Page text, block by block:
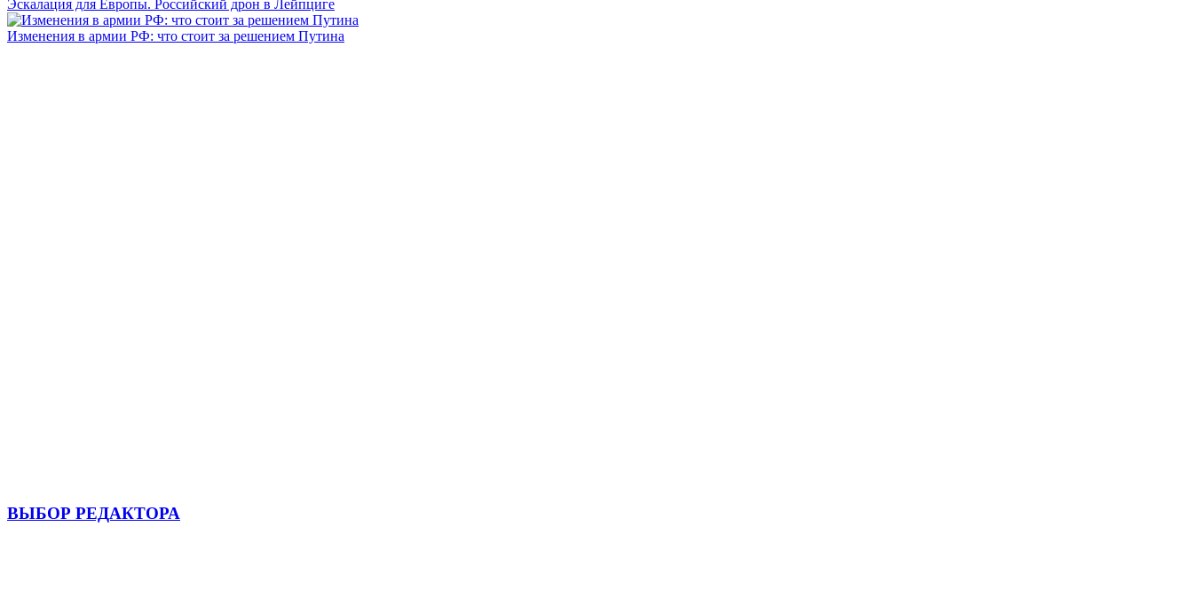
Эскалация для Европы. Российский дрон в Лейпциге
Изменения в армии РФ: что стоит за решением Путина
ВЫБОР РЕДАКТОРА